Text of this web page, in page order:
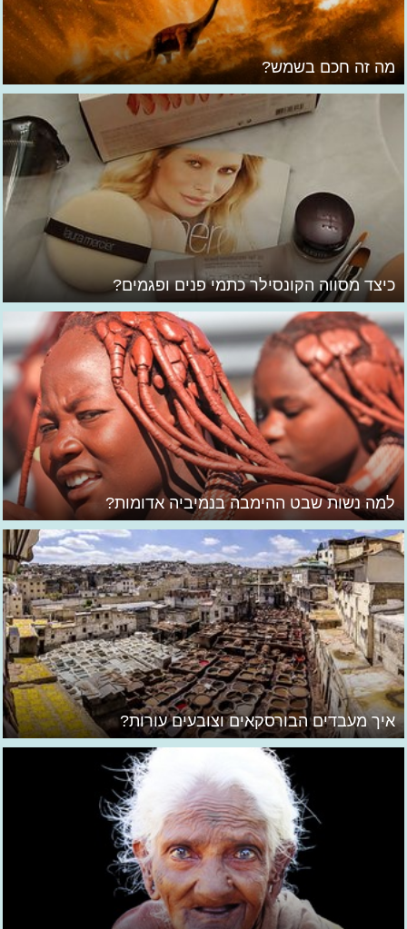
מה זה חכם בשמש?
כיצד מסווה הקונסילר כתמי פנים ופגמים?
למה נשות שבט ההימבה בנמיביה אדומות?
איך מעבדים הבורסקאים וצובעים עורות?